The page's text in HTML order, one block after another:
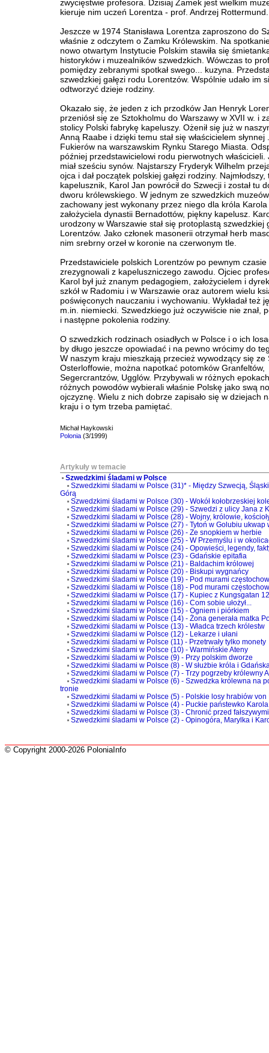
zwycięstwie profesora. Dzisiaj Zamek jest wielkim
kieruje nim uczeń Lorentza - prof. Andrzej Rottermund.
Jeszcze w 1974 Stanisława Lorentza zaproszono do
właśnie z odczytem o Zamku Królewskim. Na
nowo otwartym Instytucie Polskim stawiła się
historyków i muzealników szwedzkich. Wówczas to
pomiędzy zebranymi spotkał swego... kuzyna.
szwedzkiej gałęzi rodu Lorentzów. Wspólnie udało im
odtworzyć dzieje rodziny.
Okazało się, że jeden z ich przodków Jan Henryk
przeniósł się ze Sztokholmu do Warszawy w XVII w. i
stolicy Polski fabrykę kapeluszy. Ożenił się już w
Anną Raabe i dzięki temu stał się właścicielem słynnej
Fukierów na warszawskim Rynku Starego Miasta.
później przedstawicielowi rodu pierwotnych właścicieli.
miał sześciu synów. Najstarszy Fryderyk Wilhelm
ojca i dał początek polskiej gałęzi rodziny. Najmłodszy,
kapelusznik, Karol Jan powrócił do Szwecji i został tu
dworu królewskiego. W jednym ze szwedzkich muzeów
zachowany jest wykonany przez niego dla króla
założyciela dynastii Bernadottów, piękny kapelusz.
urodzony w Warszawie stał się protoplastą szwedzkiej
Lorentzów. Jako członek masonerii otrzymał herb
nim srebrny orzeł w koronie na czerwonym tle.
Przedstawiciele polskich Lorentzów po pewnym czasie
zrezygnowali z kapeluszniczego zawodu. Ojciec
Karol był już znanym pedagogiem, założycielem i
szkół w Radomiu i w Warszawie oraz autorem wielu
poświęconych nauczaniu i wychowaniu. Wykładał też
m.in. niemiecki. Szwedzkiego już oczywiście nie znał,
i następne pokolenia rodziny.
O szwedzkich rodzinach osiadłych w Polsce i o ich
by długo jeszcze opowiadać i na pewno wrócimy do
W naszym kraju mieszkają przecież wywodzący się ze
Osterloffowie, można napotkać potomków Granfeltów,
Segercrantzów, Ugglów. Przybywali w różnych
różnych powodów wybierali właśnie Polskę jako swą
ojczyznę. Wielu z nich dobrze zapisało się w dziejach
kraju i o tym trzeba pamiętać.
Michał Haykowski
Polonia (3/1999)
Artykuły w temacie
Szwedzkimi śladami w Polsce
Szwedzkimi śladami w Polsce (31)* - Między Szwecją,
Górą
Szwedzkimi śladami w Polsce (30) - Wokół kołobrzeskiej
Szwedzkimi śladami w Polsce (29) - Szwedzi z ulicy Jana z
Szwedzkimi śladami w Polsce (28) - Wojny, królowie,
Szwedzkimi śladami w Polsce (27) - Tytoń w Golubiu ukwap
Szwedzkimi śladami w Polsce (26) - Ze snopkiem w herbie
Szwedzkimi śladami w Polsce (25) - W Przemyślu i w
Szwedzkimi śladami w Polsce (24) - Opowieści, legendy,
Szwedzkimi śladami w Polsce (23) - Gdańskie epitafia
Szwedzkimi śladami w Polsce (21) - Baldachim królowej
Szwedzkimi śladami w Polsce (20) - Biskupi wygnańcy
Szwedzkimi śladami w Polsce (19) - Pod murami
Szwedzkimi śladami w Polsce (18) - Pod murami
Szwedzkimi śladami w Polsce (17) - Kupiec z Kungsgatan 12
Szwedzkimi śladami w Polsce (16) - Com sobie ułożył...
Szwedzkimi śladami w Polsce (15) - Ogniem i piórkiem
Szwedzkimi śladami w Polsce (14) - Żona generała matka
Szwedzkimi śladami w Polsce (13) - Władca trzech królestw
Szwedzkimi śladami w Polsce (12) - Lekarze i ułani
Szwedzkimi śladami w Polsce (11) - Przetrwały tylko monety
Szwedzkimi śladami w Polsce (10) - Warmińskie Ateny
Szwedzkimi śladami w Polsce (9) - Przy polskim dworze
Szwedzkimi śladami w Polsce (8) - W służbie króla i
Szwedzkimi śladami w Polsce (7) - Trzy pogrzeby królewny
Szwedzkimi śladami w Polsce (6) - Szwedzka królewna na
tronie
Szwedzkimi śladami w Polsce (5) - Polskie losy hrabiów von
Szwedzkimi śladami w Polsce (4) - Puckie państewko Karola
Szwedzkimi śladami w Polsce (3) - Chronić przed
Szwedzkimi śladami w Polsce (2) - Opinogóra, Marylka i
© Copyright 2000-2026 PoloniaInfo